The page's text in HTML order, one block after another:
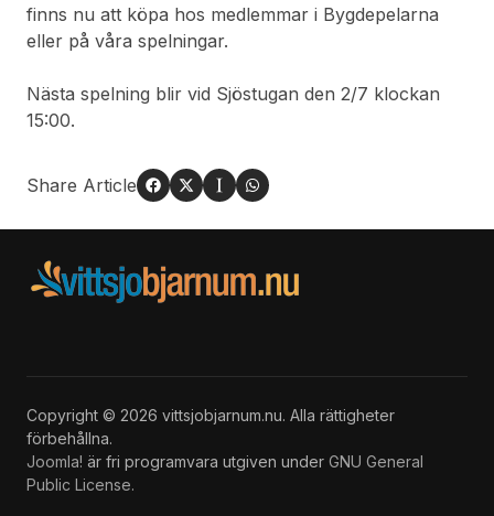
finns nu att köpa hos medlemmar i Bygdepelarna
eller på våra spelningar.
Nästa spelning blir vid Sjöstugan den 2/7 klockan
15:00.
Share Article
Copyright © 2026 vittsjobjarnum.nu. Alla rättigheter
förbehållna.
Joomla! är fri programvara utgiven under GNU General
Public License.